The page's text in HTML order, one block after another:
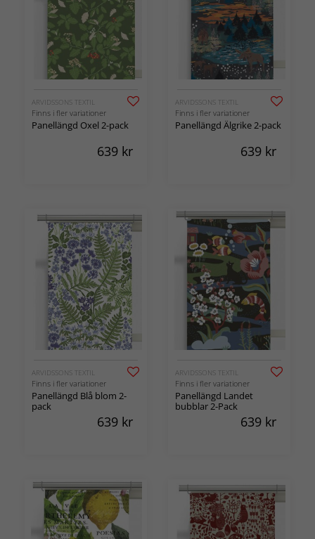
ARVIDSSONS TEXTIL
Finns i fler variationer
Panellängd Oxel 2-pack
639 kr
ARVIDSSONS TEXTIL
Finns i fler variationer
Panellängd Älgrike 2-pack
639 kr
ARVIDSSONS TEXTIL
Finns i fler variationer
Panellängd Blå blom 2-
pack
639 kr
ARVIDSSONS TEXTIL
Finns i fler variationer
Panellängd Landet
bubblar 2-Pack
639 kr